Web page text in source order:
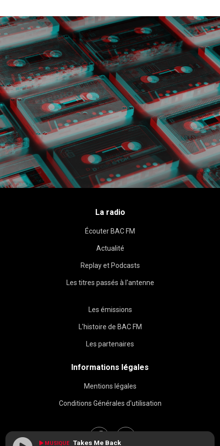
La radio
Écouter BAC FM
Actualité
Replay et Podcasts
Les titres passés à l'antenne
Les émissions
L'histoire de BAC FM
Les partenaires
Informations légales
Mentions légales
Conditions Générales d'utilisation
MUSIQUE Takes Me Back